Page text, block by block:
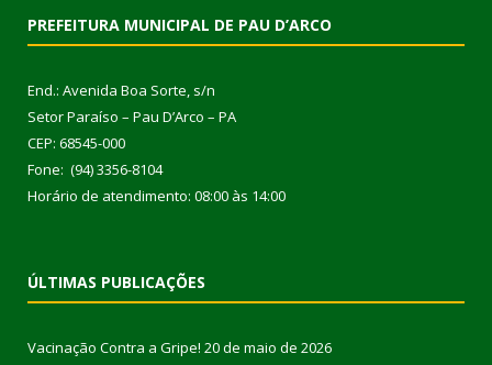
PREFEITURA MUNICIPAL DE PAU D’ARCO
End.: Avenida Boa Sorte, s/n
Setor Paraíso – Pau D’Arco – PA
CEP: 68545-000
Fone: (94) 3356-8104
Horário de atendimento: 08:00 às 14:00
ÚLTIMAS PUBLICAÇÕES
Vacinação Contra a Gripe! 20 de maio de 2026